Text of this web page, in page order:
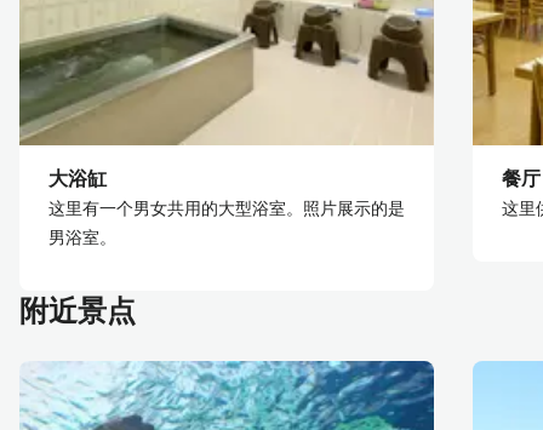
大浴缸
这里有一个男女共用的大型浴室。照片展示的是
男浴室。
餐厅
这里
附近景点